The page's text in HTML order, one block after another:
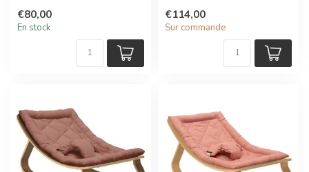
€80,00
En stock
solide...
€114,00
Sur commande